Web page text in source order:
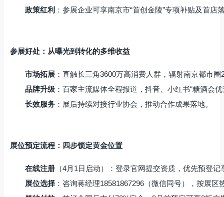
政策红利 ：参展企业可享南京市“首创金陵”专项补贴及首店
参展好处：从曝光到转化的多维收益
市场拓展 ：直触长三角3600万高消费人群，辐射南京都市圈
品牌升级 ：百家主流媒体全程报道，抖音、小红书“糖酒会
长效服务 ：展后持续对接行业协会，推动合作成果落地。
展位预定流程：四步锁定黄金位置
在线注册 （4月1日启动）：登录官网提交资质，优先预登
展位选择 ：咨询蒋经理18581867296（微信同号），按展